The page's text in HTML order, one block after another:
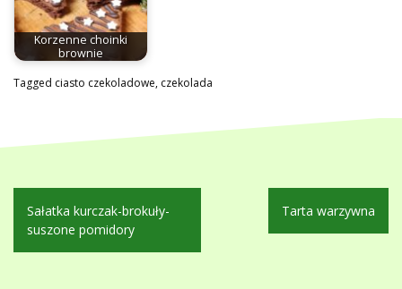
Korzenne choinki
brownie
Tagged ciasto czekoladowe, czekolada
Nawigacja
wpisu
Sałatka kurczak-brokuły-
suszone pomidory
Tarta warzywna